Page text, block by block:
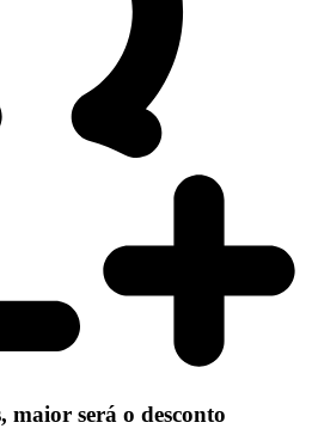
maior será o desconto